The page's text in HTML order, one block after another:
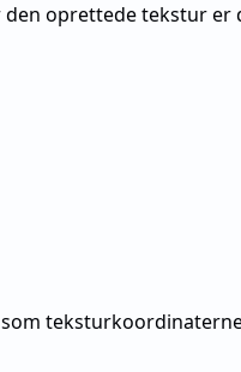
oprettede tekstur er